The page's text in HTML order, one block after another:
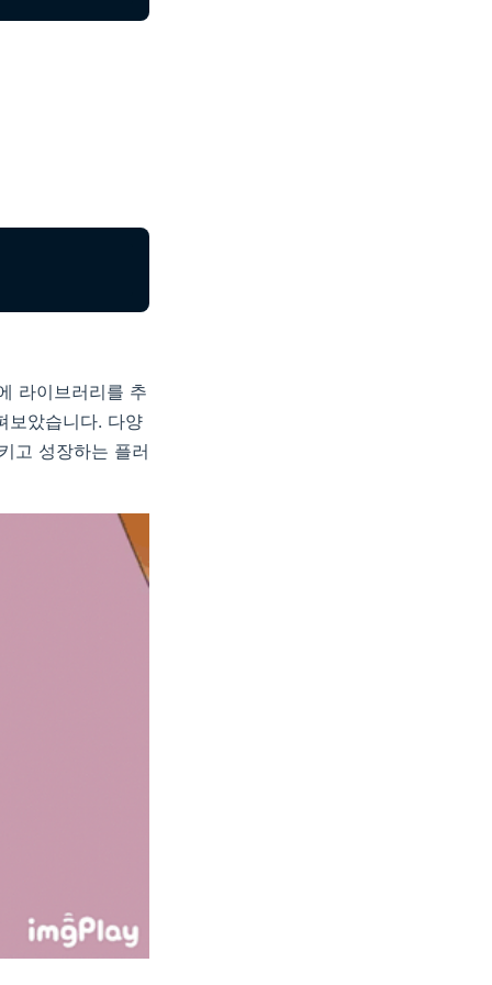
라이브러리를 추
보았습니다. 다양
고 성장하는 플러